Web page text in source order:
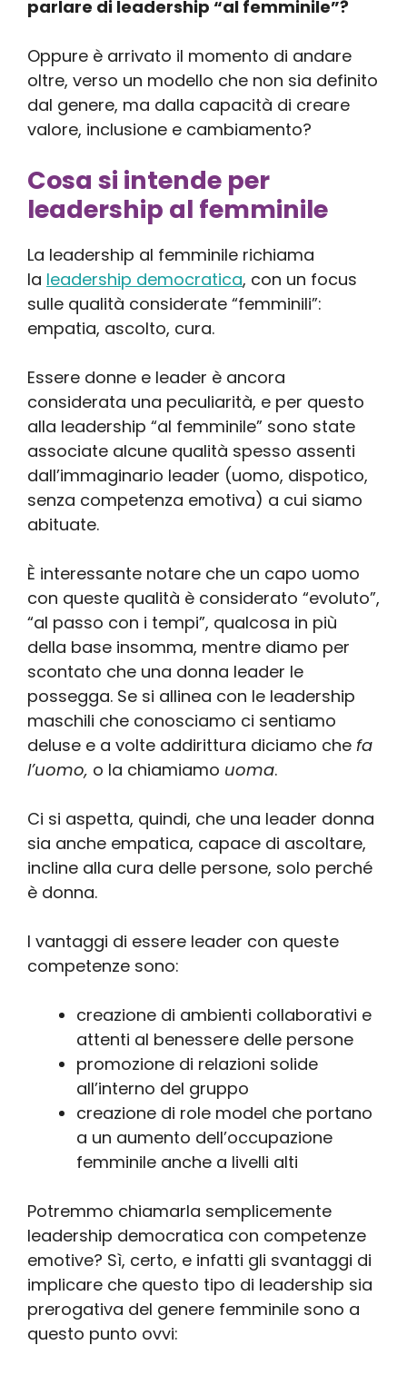
parlare di leadership “al femminile”?
Oppure è arrivato il momento di andare
oltre, verso un modello che non sia definito
dal genere, ma dalla capacità di creare
valore, inclusione e cambiamento?
Cosa si intende per
leadership al femminile
La leadership al femminile richiama
la leadership democratica, con un focus
sulle qualità considerate “femminili”:
empatia, ascolto, cura.
Essere donne e leader è ancora
considerata una peculiarità, e per questo
alla leadership “al femminile” sono state
associate alcune qualità spesso assenti
dall’immaginario leader (uomo, dispotico,
senza competenza emotiva) a cui siamo
abituate.
È interessante notare che un capo uomo
con queste qualità è considerato “evoluto”,
“al passo con i tempi”, qualcosa in più
della base insomma, mentre diamo per
scontato che una donna leader le
possegga. Se si allinea con le leadership
maschili che conosciamo ci sentiamo
deluse e a volte addirittura diciamo che fa
l’uomo, o la chiamiamo uoma.
Ci si aspetta, quindi, che una leader donna
sia anche empatica, capace di ascoltare,
incline alla cura delle persone, solo perché
è donna.
I vantaggi di essere leader con queste
competenze sono:
creazione di ambienti collaborativi e
attenti al benessere delle persone
promozione di relazioni solide
all’interno del gruppo
creazione di role model che portano
a un aumento dell’occupazione
femminile anche a livelli alti
Potremmo chiamarla semplicemente
leadership democratica con competenze
emotive? Sì, certo, e infatti gli svantaggi di
implicare che questo tipo di leadership sia
prerogativa del genere femminile sono a
questo punto ovvi: